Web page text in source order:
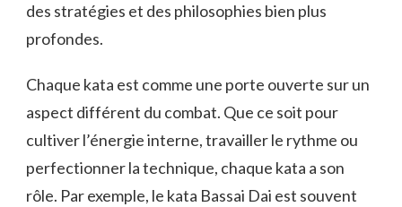
des stratégies et des philosophies bien plus
profondes.
Chaque kata est comme une porte ouverte sur un
aspect différent du combat. Que ce soit pour
cultiver l’énergie interne, travailler le rythme ou
perfectionner la technique, chaque kata a son
rôle. Par exemple, le kata Bassai Dai est souvent